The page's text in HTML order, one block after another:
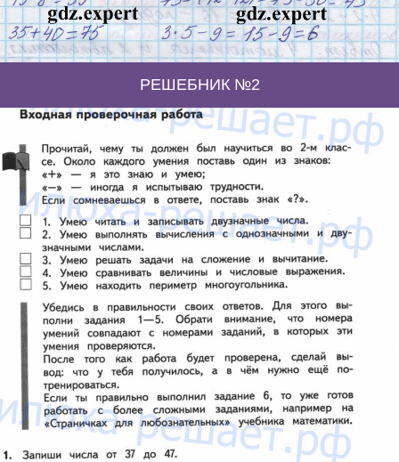
РЕШЕБНИК №2